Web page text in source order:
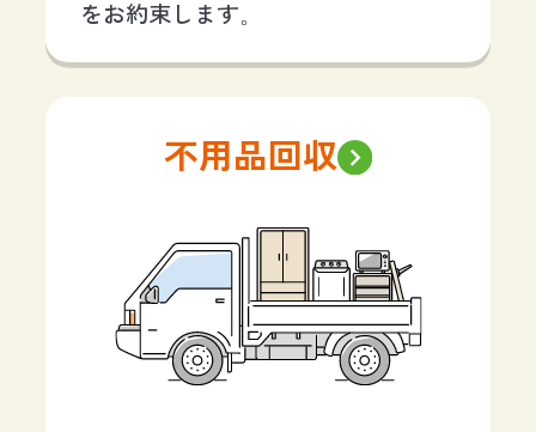
をお約束します。
不用品回収